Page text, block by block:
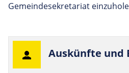
Gemeindesekretariat
Aus­künfte und